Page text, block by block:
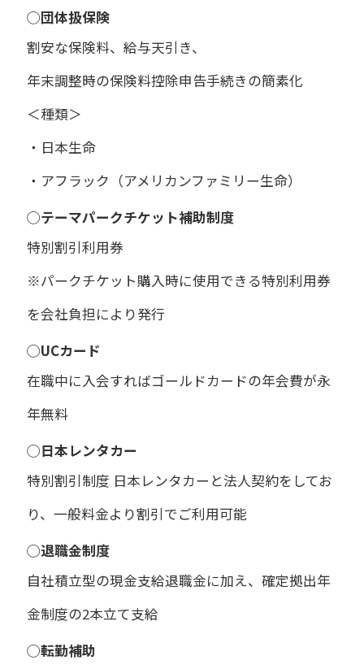
◯団体扱保険
割安な保険料、給与天引き、
年末調整時の保険料控除申告手続きの簡素化
＜種類＞
・日本生命
・アフラック（アメリカンファミリー生命）
◯テーマパークチケット補助制度
特別割引利用券
※パークチケット購入時に使用できる特別利用券
を会社負担により発行
◯UCカード
在職中に入会すればゴールドカードの年会費が永
年無料
◯日本レンタカー
特別割引制度 日本レンタカーと法人契約をしてお
り、一般料金より割引でご利用可能
◯退職金制度
自社積立型の現金支給退職金に加え、確定拠出年
金制度の2本立て支給
◯転勤補助